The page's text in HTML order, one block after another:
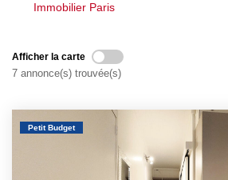
ES
Immobilier Paris
Afficher la carte
7 annonce(s) trouvée(s)
Petit Budget